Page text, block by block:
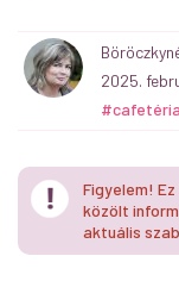
2025.
#cafetéria
Figyelem!
közölt
aktuális